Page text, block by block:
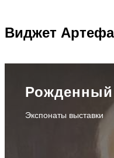
Виджет
Рожденный
Экспонаты выставки